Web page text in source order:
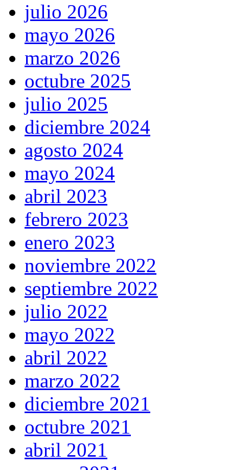
julio 2026
mayo 2026
marzo 2026
octubre 2025
julio 2025
diciembre 2024
agosto 2024
mayo 2024
abril 2023
febrero 2023
enero 2023
noviembre 2022
septiembre 2022
julio 2022
mayo 2022
abril 2022
marzo 2022
diciembre 2021
octubre 2021
abril 2021